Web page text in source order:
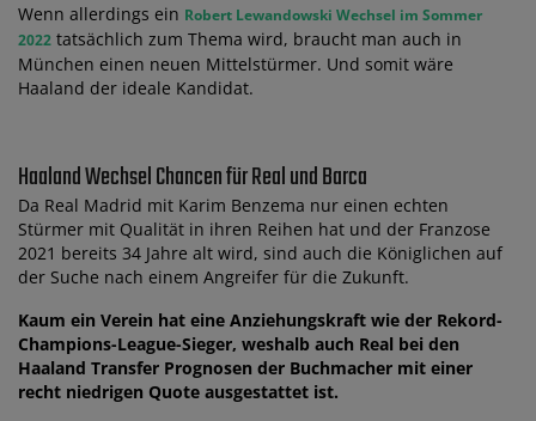
Wenn allerdings ein Robert Lewandowski Wechsel im Sommer
2022 tatsächlich zum Thema wird, braucht man auch in
München einen neuen Mittelstürmer. Und somit wäre
Haaland der ideale Kandidat.
Haaland Wechsel Chancen für Real und Barca
Da Real Madrid mit Karim Benzema nur einen echten
Stürmer mit Qualität in ihren Reihen hat und der Franzose
2021 bereits 34 Jahre alt wird, sind auch die Königlichen auf
der Suche nach einem Angreifer für die Zukunft.
Kaum ein Verein hat eine Anziehungskraft wie der Rekord-
Champions-League-Sieger, weshalb auch Real bei den
Haaland Transfer Prognosen der Buchmacher mit einer
recht niedrigen Quote ausgestattet ist.